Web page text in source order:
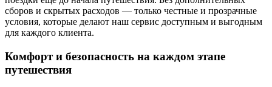
сборов и скрытых расходов — только честные и прозрачные
условия, которые делают наш сервис доступным и выгодным
для каждого клиента.
Комфорт и безопасность на каждом этапе
путешествия